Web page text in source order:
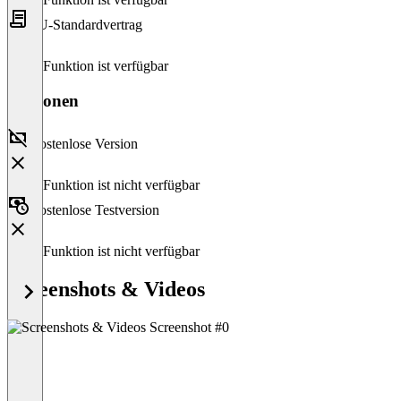
EU-Standardvertrag
Diese Funktion ist verfügbar
Versionen
Kostenlose Version
Diese Funktion ist nicht verfügbar
Kostenlose Testversion
Diese Funktion ist nicht verfügbar
Screenshots & Videos